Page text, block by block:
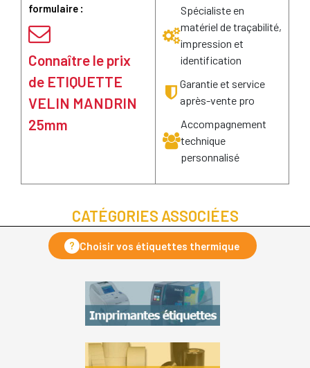
formulaire :
Connaître le prix
de ETIQUETTE
VELIN MANDRIN
25mm
Spécialiste en
matériel de traçabilité,
impression et
identification
Garantie et service
après-vente pro
Accompagnement
technique
personnalisé
CATÉGORIES ASSOCIÉES
? Choisir vos étiquettes thermique